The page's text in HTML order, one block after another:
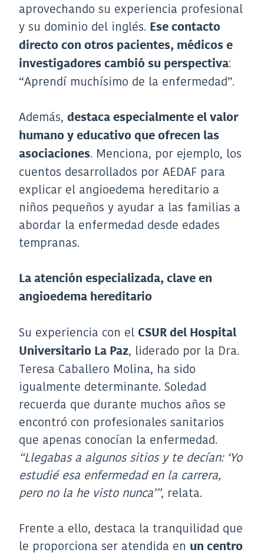
aprovechando su experiencia profesional
y su dominio del inglés. Ese contacto
directo con otros pacientes, médicos e
investigadores cambió su perspectiva:
“Aprendí muchísimo de la enfermedad”.
Además, destaca especialmente el valor
humano y educativo que ofrecen las
asociaciones. Menciona, por ejemplo, los
cuentos desarrollados por AEDAF para
explicar el angioedema hereditario a
niños pequeños y ayudar a las familias a
abordar la enfermedad desde edades
tempranas.
La atención especializada, clave en
angioedema hereditario
Su experiencia con el CSUR del Hospital
Universitario La Paz, liderado por la Dra.
Teresa Caballero Molina, ha sido
igualmente determinante. Soledad
recuerda que durante muchos años se
encontró con profesionales sanitarios
que apenas conocían la enfermedad.
“Llegabas a algunos sitios y te decían: ‘Yo
estudié esa enfermedad en la carrera,
pero no la he visto nunca’”, relata.
Frente a ello, destaca la tranquilidad que
le proporciona ser atendida en un centro